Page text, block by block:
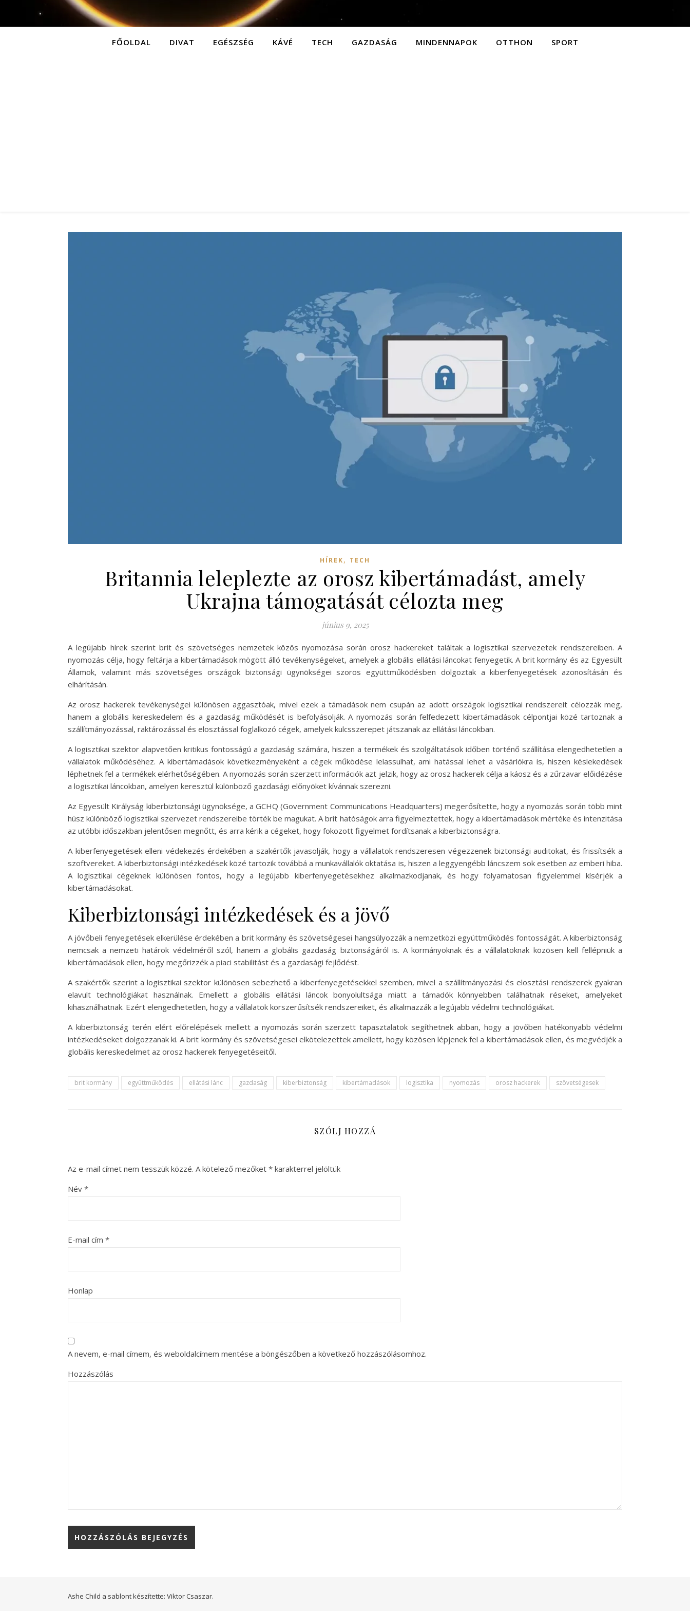
FŐOLDAL DIVAT EGÉSZSÉG KÁVÉ TECH GAZDASÁG MINDENNAPOK OTTHON SPORT
HÍREK, TECH
Britannia leleplezte az orosz kibertámadást, amely
Ukrajna támogatását célozta meg
június 9, 2025
A legújabb hírek szerint brit és szövetséges nemzetek közös nyomozása során orosz hackereket találtak a logisztikai szervezetek rendszereiben. A
nyomozás célja, hogy feltárja a kibertámadások mögött álló tevékenységeket, amelyek a globális ellátási láncokat fenyegetik. A brit kormány és az Egyesült
Államok, valamint más szövetséges országok biztonsági ügynökségei szoros együttműködésben dolgoztak a kiberfenyegetések azonosításán és
elhárításán.
Az orosz hackerek tevékenységei különösen aggasztóak, mivel ezek a támadások nem csupán az adott országok logisztikai rendszereit célozzák meg,
hanem a globális kereskedelem és a gazdaság működését is befolyásolják. A nyomozás során felfedezett kibertámadások célpontjai közé tartoznak a
szállítmányozással, raktározással és elosztással foglalkozó cégek, amelyek kulcsszerepet játszanak az ellátási láncokban.
A logisztikai szektor alapvetően kritikus fontosságú a gazdaság számára, hiszen a termékek és szolgáltatások időben történő szállítása elengedhetetlen a
vállalatok működéséhez. A kibertámadások következményeként a cégek működése lelassulhat, ami hatással lehet a vásárlókra is, hiszen késlekedések
léphetnek fel a termékek elérhetőségében. A nyomozás során szerzett információk azt jelzik, hogy az orosz hackerek célja a káosz és a zűrzavar előidézése
a logisztikai láncokban, amelyen keresztül különböző gazdasági előnyöket kívánnak szerezni.
Az Egyesült Királyság kiberbiztonsági ügynöksége, a GCHQ (Government Communications Headquarters) megerősítette, hogy a nyomozás során több mint
húsz különböző logisztikai szervezet rendszereibe törték be magukat. A brit hatóságok arra figyelmeztettek, hogy a kibertámadások mértéke és intenzitása
az utóbbi időszakban jelentősen megnőtt, és arra kérik a cégeket, hogy fokozott figyelmet fordítsanak a kiberbiztonságra.
A kiberfenyegetések elleni védekezés érdekében a szakértők javasolják, hogy a vállalatok rendszeresen végezzenek biztonsági auditokat, és frissítsék a
szoftvereket. A kiberbiztonsági intézkedések közé tartozik továbbá a munkavállalók oktatása is, hiszen a leggyengébb láncszem sok esetben az emberi hiba.
A logisztikai cégeknek különösen fontos, hogy a legújabb kiberfenyegetésekhez alkalmazkodjanak, és hogy folyamatosan figyelemmel kísérjék a
kibertámadásokat.
Kiberbiztonsági intézkedések és a jövő
A jövőbeli fenyegetések elkerülése érdekében a brit kormány és szövetségesei hangsúlyozzák a nemzetközi együttműködés fontosságát. A kiberbiztonság
nemcsak a nemzeti határok védelméről szól, hanem a globális gazdaság biztonságáról is. A kormányoknak és a vállalatoknak közösen kell fellépniük a
kibertámadások ellen, hogy megőrizzék a piaci stabilitást és a gazdasági fejlődést.
A szakértők szerint a logisztikai szektor különösen sebezhető a kiberfenyegetésekkel szemben, mivel a szállítmányozási és elosztási rendszerek gyakran
elavult technológiákat használnak. Emellett a globális ellátási láncok bonyolultsága miatt a támadók könnyebben találhatnak réseket, amelyeket
kihasználhatnak. Ezért elengedhetetlen, hogy a vállalatok korszerűsítsék rendszereiket, és alkalmazzák a legújabb védelmi technológiákat.
A kiberbiztonság terén elért előrelépések mellett a nyomozás során szerzett tapasztalatok segíthetnek abban, hogy a jövőben hatékonyabb védelmi
intézkedéseket dolgozzanak ki. A brit kormány és szövetségesei elkötelezettek amellett, hogy közösen lépjenek fel a kibertámadások ellen, és megvédjék a
globális kereskedelmet az orosz hackerek fenyegetéseitől.
brit kormány együttműködés ellátási lánc gazdaság kiberbiztonság kibertámadások logisztika nyomozás orosz hackerek szövetségesek
SZÓLJ HOZZÁ
Az e-mail címet nem tesszük közzé. A kötelező mezőket * karakterrel jelöltük
Név *
E-mail cím *
Honlap
A nevem, e-mail címem, és weboldalcímem mentése a böngészőben a következő hozzászólásomhoz.
Hozzászólás
Ashe Child a sablont készítette: Viktor Csaszar.